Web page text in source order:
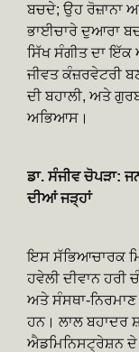
ਬਚਦੇ; ਉਹ ਰੋਜ਼ਾਨਾ
ਭਾਈਚਾਰੇ ਦੁਆਰਾ
ਸਿੱਖ ਸੰਗੀਤ ਦਾ
ਜੀਵਤ ਕੰਜ਼ਰਵੇਟਰੀ
ਦੀ ਬਹਾਲੀ, ਅਤੇ
ਅਭਿਆਸ।
ਡਾ. ਸੰਜੀਵ ਚੋਪੜਾ:
ਦੀਆਂ ਜੜ੍ਹਾਂ
ਇਸ ਸੱਭਿਆਚਾਰਕ
ਹਵੇਲੀ ਦੀਵਾਨ ਹਰੀ
ਅਤੇ ਸੰਸਥਾ-
ਹਨ। ਲਾਲ ਬਹਾਦਰ
ਐਡਮਿਨਿਸਟ੍ਰੇਸ਼ਨ